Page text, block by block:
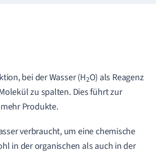
bei der Wasser (H2O) als Reagenz
zu spalten. Dies führt zur
Produkte.
verbraucht, um eine chemische
in der organischen als auch in der